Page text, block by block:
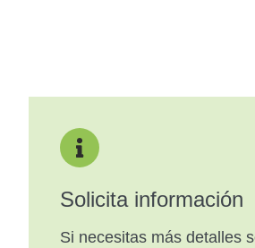
Solicita información
Si necesitas más detalles